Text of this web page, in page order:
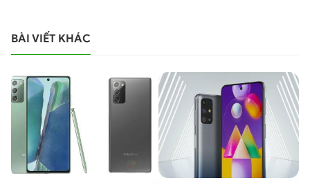
BÀI VIẾT KHÁC